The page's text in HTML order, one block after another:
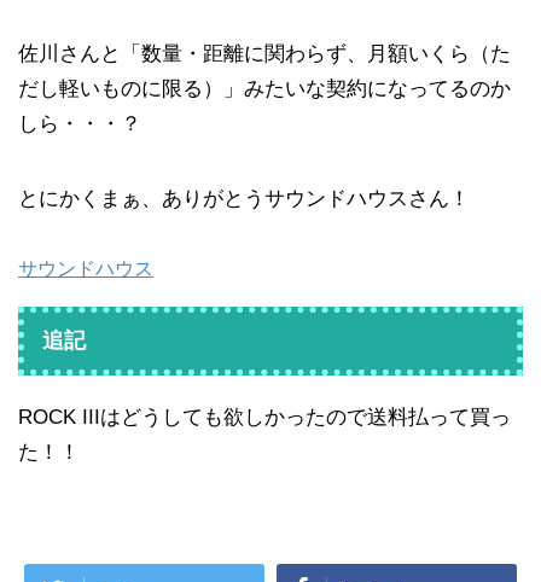
佐川さんと「数量・距離に関わらず、月額いくら（た
だし軽いものに限る）」みたいな契約になってるのか
しら・・・？
とにかくまぁ、ありがとうサウンドハウスさん！
サウンドハウス
追記
ROCK IIIはどうしても欲しかったので送料払って買っ
た！！